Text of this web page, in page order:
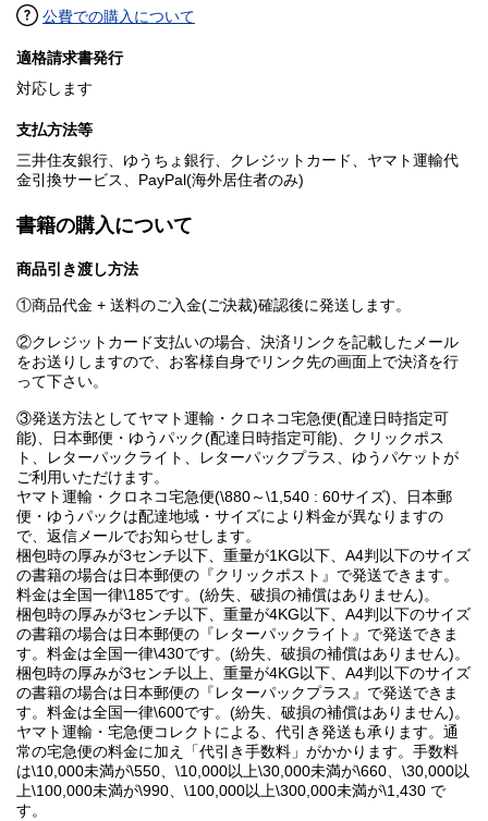
公費での購入について
適格請求書発行
対応します
支払方法等
三井住友銀行、ゆうちょ銀行、クレジットカード、ヤマト運輸代
金引換サービス、PayPal(海外居住者のみ)
書籍の購入について
商品引き渡し方法
①商品代金 + 送料のご入金(ご決裁)確認後に発送します。
②クレジットカード支払いの場合、決済リンクを記載したメール
をお送りしますので、お客様自身でリンク先の画面上で決済を行
って下さい。
③発送方法としてヤマト運輸・クロネコ宅急便(配達日時指定可
能)、日本郵便・ゆうパック(配達日時指定可能)、クリックポス
ト、レターパックライト、レターパックプラス、ゆうパケットが
ご利用いただけます。
ヤマト運輸・クロネコ宅急便(\880～\1,540 : 60サイズ)、日本郵
便・ゆうパックは配達地域・サイズにより料金が異なりますの
で、返信メールでお知らせします。
梱包時の厚みが3センチ以下、重量が1KG以下、A4判以下のサイズ
の書籍の場合は日本郵便の『クリックポスト』で発送できます。
料金は全国一律\185です。(紛失、破損の補償はありません)。
梱包時の厚みが3センチ以下、重量が4KG以下、A4判以下のサイズ
の書籍の場合は日本郵便の『レターパックライト』で発送できま
す。料金は全国一律\430です。(紛失、破損の補償はありません)。
梱包時の厚みが3センチ以上、重量が4KG以下、A4判以下のサイズ
の書籍の場合は日本郵便の『レターパックプラス』で発送できま
す。料金は全国一律\600です。(紛失、破損の補償はありません)。
ヤマト運輸・宅急便コレクトによる、代引き発送も承ります。通
常の宅急便の料金に加え「代引き手数料」がかかります。手数料
は\10,000未満が\550、\10,000以上\30,000未満が\660、\30,000以
上\100,000未満が\990、\100,000以上\300,000未満が\1,430 で
す。